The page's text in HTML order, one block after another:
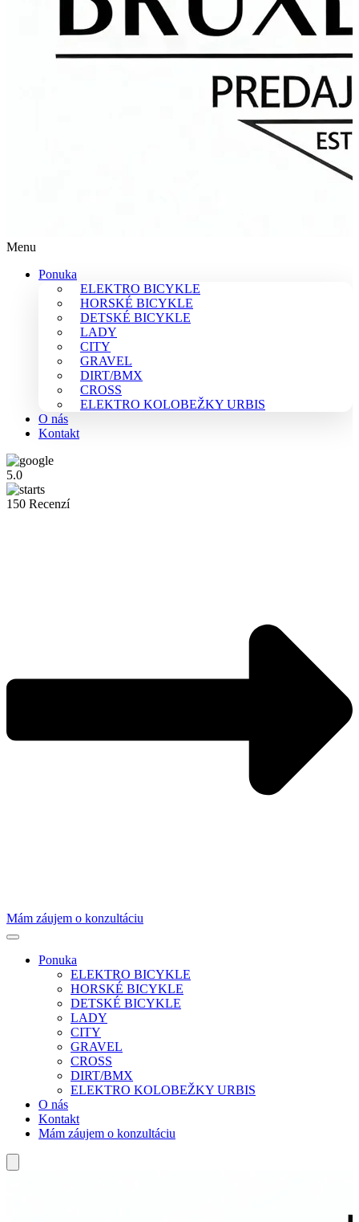
Menu
Ponuka
ELEKTRO BICYKLE
HORSKÉ BICYKLE
DETSKÉ BICYKLE
LADY
CITY
GRAVEL
DIRT/BMX
CROSS
ELEKTRO KOLOBEŽKY URBIS
O nás
Kontakt
5.0
150 Recenzí
Mám záujem o konzultáciu
Ponuka
ELEKTRO BICYKLE
HORSKÉ BICYKLE
DETSKÉ BICYKLE
LADY
CITY
GRAVEL
CROSS
DIRT/BMX
ELEKTRO KOLOBEŽKY URBIS
O nás
Kontakt
Mám záujem o konzultáciu